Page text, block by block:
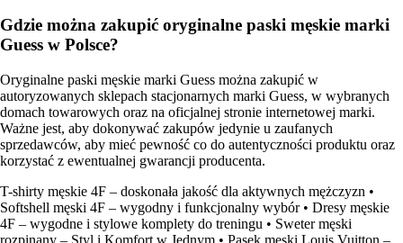
Gdzie można zakupić oryginalne paski męskie marki
Guess w Polsce?
Oryginalne paski męskie marki Guess można zakupić w
autoryzowanych sklepach stacjonarnych marki Guess, w wybranych
domach towarowych oraz na oficjalnej stronie internetowej marki.
Ważne jest, aby dokonywać zakupów jedynie u zaufanych
sprzedawców, aby mieć pewność co do autentyczności produktu oraz
korzystać z ewentualnej gwarancji producenta.
T-shirty męskie 4F – doskonała jakość dla aktywnych mężczyzn •
Softshell męski 4F – wygodny i funkcjonalny wybór• Dresy męskie
4F – wygodne i stylowe komplety do treningu • Sweter męski